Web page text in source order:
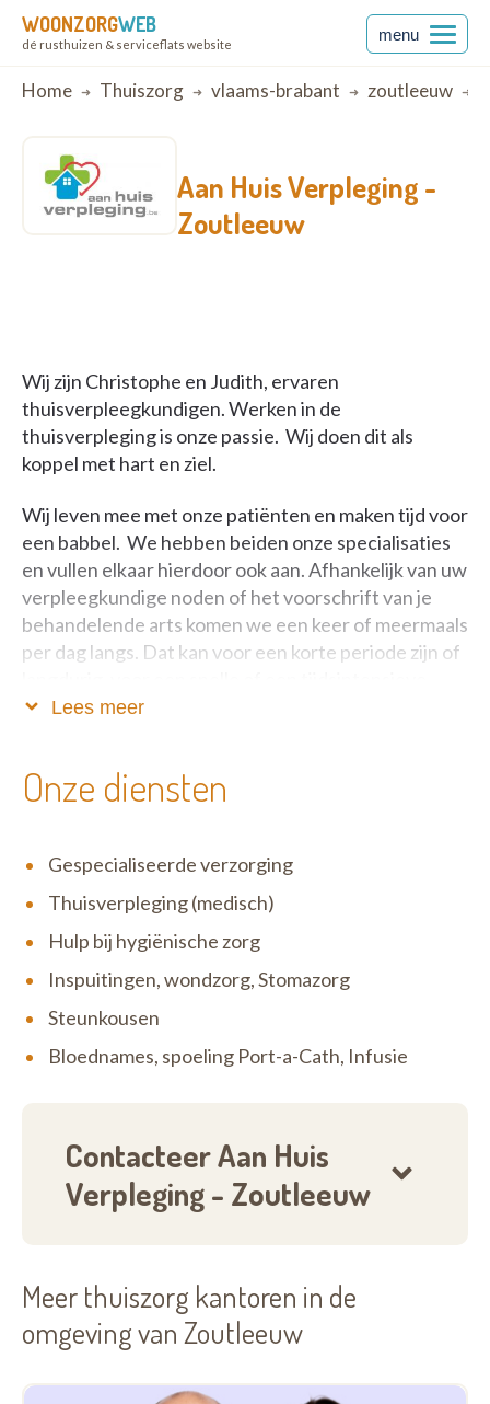
WOONZORGWEB
dé rusthuizen & serviceflats website
menu
Breadcrumb
Home Thuiszorg vlaams-brabant zoutleeuw
Aan Huis Verpleging -
Zoutleeuw
Wij zijn Christophe en Judith, ervaren
thuisverpleegkundigen. Werken in de
thuisverpleging is onze passie. Wij doen dit als
koppel met hart en ziel.
Wij leven mee met onze patiënten en maken tijd voor
een babbel. We hebben beiden onze specialisaties
en vullen elkaar hierdoor ook aan. Afhankelijk van uw
verpleegkundige noden of het voorschrift van je
behandelende arts komen we een keer of meermaals
per dag langs. Dat kan voor een korte periode zijn of
interventie.
gepaste zorg op maat voor jullie bieden.
Lees meer
Onze diensten
Gespecialiseerde verzorging
Thuisverpleging (medisch)
Hulp bij hygiënische zorg
Inspuitingen, wondzorg, Stomazorg
Steunkousen
Bloednames, spoeling Port-a-Cath, Infusie
Contacteer Aan Huis
Verpleging - Zoutleeuw
Meer thuiszorg kantoren in de
omgeving van Zoutleeuw